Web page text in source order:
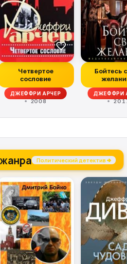
Четвертое
сословие
ДЖЕФФРИ АРЧЕР
2008
Бойтесь
ДЖЕФФРИ
Политический детектив →